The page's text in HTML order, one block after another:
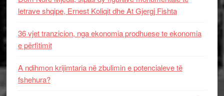
letrave shqipe, Ernest Koliqit dhe At Gjergj Fishta
36 vjet tranzicion, nga ekonomia prodhuese te ekonomia
e përfitimit
A ndihmon krijimtaria në zbulimin e potencialeve të
fshehura?